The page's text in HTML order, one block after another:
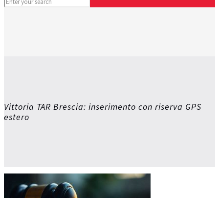
Vittoria TAR Brescia: inserimento con riserva GPS
estero